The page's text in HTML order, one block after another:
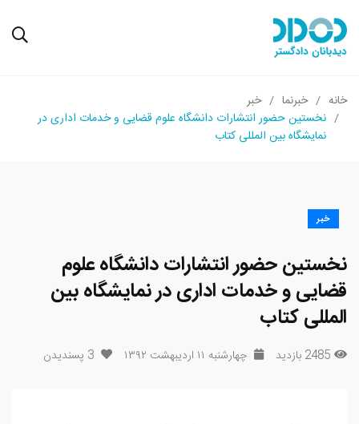
خانه خبرنما
خبر
نخستین حضور انتشارات دانشگاه علوم قضایی و خدمات اداری در
نمایشگاه بین المللی کتاب
خبر
نخستین حضور انتشارات دانشگاه علوم
قضایی و خدمات اداری در نمایشگاه بین
المللی کتاب
2485 بازدید چهارشنبه ۱۱ اردیبهشت ۱۳۹۲ 3 پسندیدن